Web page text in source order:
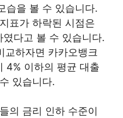
습을 볼 수 있습니다.
표가 하락된 시점은
다고 볼 수 있습니다.
교하자면 카카오뱅크
4% 이하의 평균 대출
있습니다.
의 금리 인하 수준이